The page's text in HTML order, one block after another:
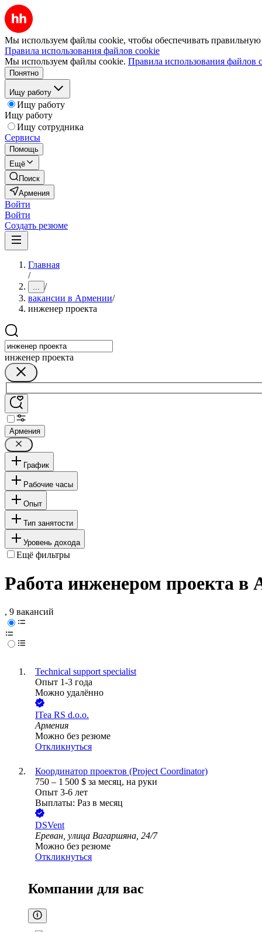
Мы используем файлы cookie, чтобы обеспечивать правильную
Правила использования файлов cookie
Мы используем файлы cookie. Правила использования файлов
Понятно
Ищу работу
Ищу работу
Ищу работу
Ищу сотрудника
Сервисы
Помощь
Ещё
Поиск
Армения
Войти
Войти
Создать резюме
Главная
/
... /
вакансии в Армении/
инженер проекта
инженер проекта
Армения
График
Рабочие часы
Опыт
Тип занятости
Уровень дохода
Ещё фильтры
Работа инженером проекта в
, 9 вакансий
Technical support specialist
Опыт 1-3 года
Можно удалённо
ITea RS d.o.o.
Армения
Можно без резюме
Откликнуться
Координатор проектов (Project Coordinator)
750 – 1 500 $ за месяц, на руки
Опыт 3-6 лет
Выплаты: Раз в месяц
DSVent
Ереван, улица Вагаршяна, 24/7
Можно без резюме
Откликнуться
Компании для вас